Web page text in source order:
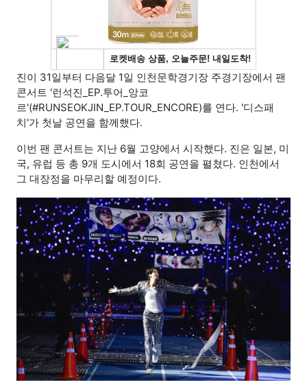
진이 31일부터 다음달 1일 인천문학경기장 주경기장에서 팬
콘서트 '런석진_EP.투어_앙코
르'(#RUNSEOKJIN_EP.TOUR_ENCORE)를 연다. '디스패
치'가 첫날 공연을 함께했다.
이번 팬 콘서트는 지난 6월 고양에서 시작했다. 진은 일본, 미
국, 유럽 등 총 9개 도시에서 18회 공연을 펼쳤다. 인천에서
그 대장정을 마무리할 예정이다.